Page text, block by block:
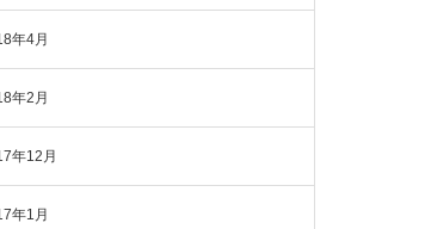
年4月
年2月
年12月
年1月